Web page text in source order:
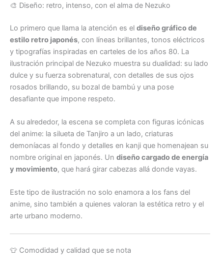
🎨 Diseño: retro, intenso, con el alma de Nezuko
Lo primero que llama la atención es el diseño gráfico de
estilo retro japonés, con líneas brillantes, tonos eléctricos
y tipografías inspiradas en carteles de los años 80. La
ilustración principal de Nezuko muestra su dualidad: su lado
dulce y su fuerza sobrenatural, con detalles de sus ojos
rosados brillando, su bozal de bambú y una pose
desafiante que impone respeto.
A su alrededor, la escena se completa con figuras icónicas
del anime: la silueta de Tanjiro a un lado, criaturas
demoníacas al fondo y detalles en kanji que homenajean su
nombre original en japonés. Un diseño cargado de energía
y movimiento, que hará girar cabezas allá donde vayas.
Este tipo de ilustración no solo enamora a los fans del
anime, sino también a quienes valoran la estética retro y el
arte urbano moderno.
👕 Comodidad y calidad que se nota